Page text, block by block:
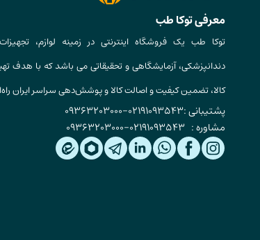
معرفی توکا طب
توکا طب یک فروشگاه اینترنتی در زمینه لوازم،
دندانپزشکی، آزمایشگاهی و تحقیقاتی می باشد که با هدف
کالا، تضمین کیفیت و اصالت کالا و پوشش‌دهی سراسر ایران
پشتیبانی :02191093543
-
09363203000
مشاوره : 02191093543
-
09363203000